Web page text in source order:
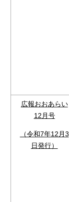
広報おおあらい
12月号
（令和7年12月3
日発行）